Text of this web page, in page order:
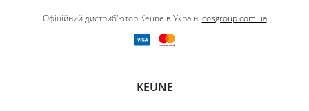
Офіційний дистриб'ютор Keune в Україні cosgroup.com.ua
KEUNE